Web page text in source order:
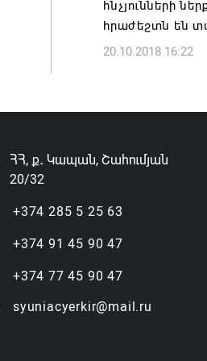
07.08.2026 16:09
հնչյունների
հրաժեշտն են
20.10.2018 16:22
ՀՀ, ք․ Կապան, Շահումյան
20/32
+374 285 5 25 63
+374 91 45 90 47
+374 77 45 90 47
syuniacyerkir@mail.ru